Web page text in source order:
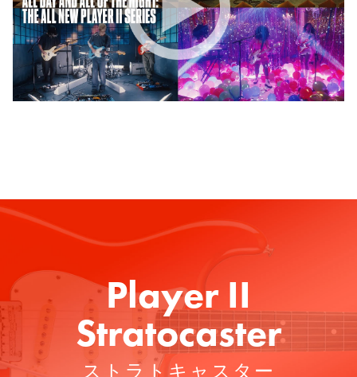
Player II
Stratocaster
ストラトキャスター